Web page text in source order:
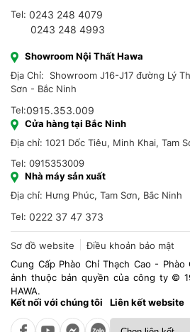
Tel: 0243 248 4079
0243 248 4993
Showroom Nội Thất Hawa
Địa Chỉ: Showroom J16-J17 đường Lý
Sơn - Bắc Ninh
Tel:0915.353.009
Cửa hàng tại Bắc Ninh
Địa chỉ: 1021 Dốc Tiêu, Minh Khai, Tam
Tel: 0915353009
Nhà máy sản xuất
Địa chỉ: Hưng Phúc, Tam Sơn, Bắc Ninh
Tel: 0222 37 47 373
Sơ đồ website
Điều khoản bảo mật
Cung Cấp Phào Chỉ Thạch Cao -
ảnh thuộc bản quyền của công ty ©
HAWA.
Kết nối với chúng tôi
Liên kết website